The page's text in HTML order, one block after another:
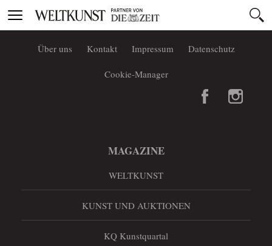
Toggle
navigation
Über uns Kontakt Impressum Datenschutz
Cookie-Manager
MAGAZINE
WELTKUNST
KUNST UND AUKTIONEN
KQ Kunstquartal